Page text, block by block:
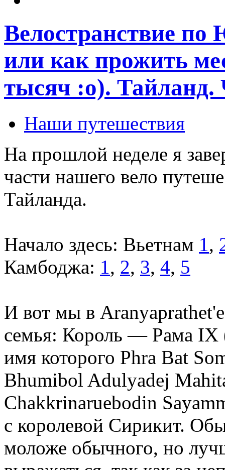
Велостранствие
или как прожить
тысяч :о). Тайланд.
Наши путешествия
На прошлой неделе я
части нашего вело
Тайланда.
Начало здесь: Вьетнам 1,
Камбоджа: 1, 2, 3, 4, 5
И вот мы в Aranyaprathet'е
семья: Король — Рама IX
имя которого Phra Bat
Bhumibol Adulyadej
Chakkrinaruebodin
с королевой Сирикит.
моложе обычного, но